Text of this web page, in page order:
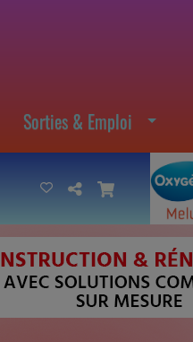
Sorties & Emploi